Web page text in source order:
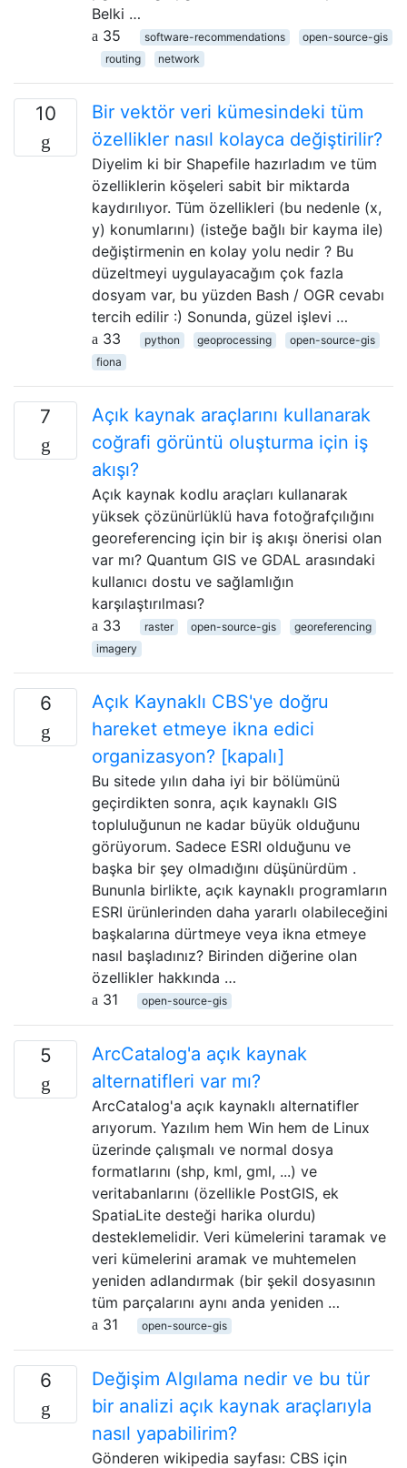
Belki …
35
software-recommendations
open-source-gis
routing
network
10
Bir vektör veri kümesindeki tüm
özellikler nasıl kolayca değiştirilir?
Diyelim ki bir Shapefile hazırladım ve tüm
özelliklerin köşeleri sabit bir miktarda
kaydırılıyor. Tüm özellikleri (bu nedenle (x,
y) konumlarını) (isteğe bağlı bir kayma ile)
değiştirmenin en kolay yolu nedir ? Bu
düzeltmeyi uygulayacağım çok fazla
dosyam var, bu yüzden Bash / OGR cevabı
tercih edilir :) Sonunda, güzel işlevi …
33
python geoprocessing
open-source-gis
fiona
7
Açık kaynak araçlarını kullanarak
coğrafi görüntü oluşturma için iş
akışı?
Açık kaynak kodlu araçları kullanarak
yüksek çözünürlüklü hava fotoğrafçılığını
georeferencing için bir iş akışı önerisi olan
var mı? Quantum GIS ve GDAL arasındaki
kullanıcı dostu ve sağlamlığın
karşılaştırılması?
33
raster open-source-gis
georeferencing
imagery
6
Açık Kaynaklı CBS'ye doğru
hareket etmeye ikna edici
organizasyon? [kapalı]
Bu sitede yılın daha iyi bir bölümünü
geçirdikten sonra, açık kaynaklı GIS
topluluğunun ne kadar büyük olduğunu
görüyorum. Sadece ESRI olduğunu ve
başka bir şey olmadığını düşünürdüm .
Bununla birlikte, açık kaynaklı programların
ESRI ürünlerinden daha yararlı olabileceğini
başkalarına dürtmeye veya ikna etmeye
nasıl başladınız? Birinden diğerine olan
özellikler hakkında …
31
open-source-gis
5
ArcCatalog'a açık kaynak
alternatifleri var mı?
ArcCatalog'a açık kaynaklı alternatifler
arıyorum. Yazılım hem Win hem de Linux
üzerinde çalışmalı ve normal dosya
formatlarını (shp, kml, gml, ...) ve
veritabanlarını (özellikle PostGIS, ek
SpatiaLite desteği harika olurdu)
desteklemelidir. Veri kümelerini taramak ve
veri kümelerini aramak ve muhtemelen
yeniden adlandırmak (bir şekil dosyasının
tüm parçalarını aynı anda yeniden …
31
open-source-gis
6
Değişim Algılama nedir ve bu tür
bir analizi açık kaynak araçlarıyla
nasıl yapabilirim?
Gönderen wikipedia sayfası: CBS için